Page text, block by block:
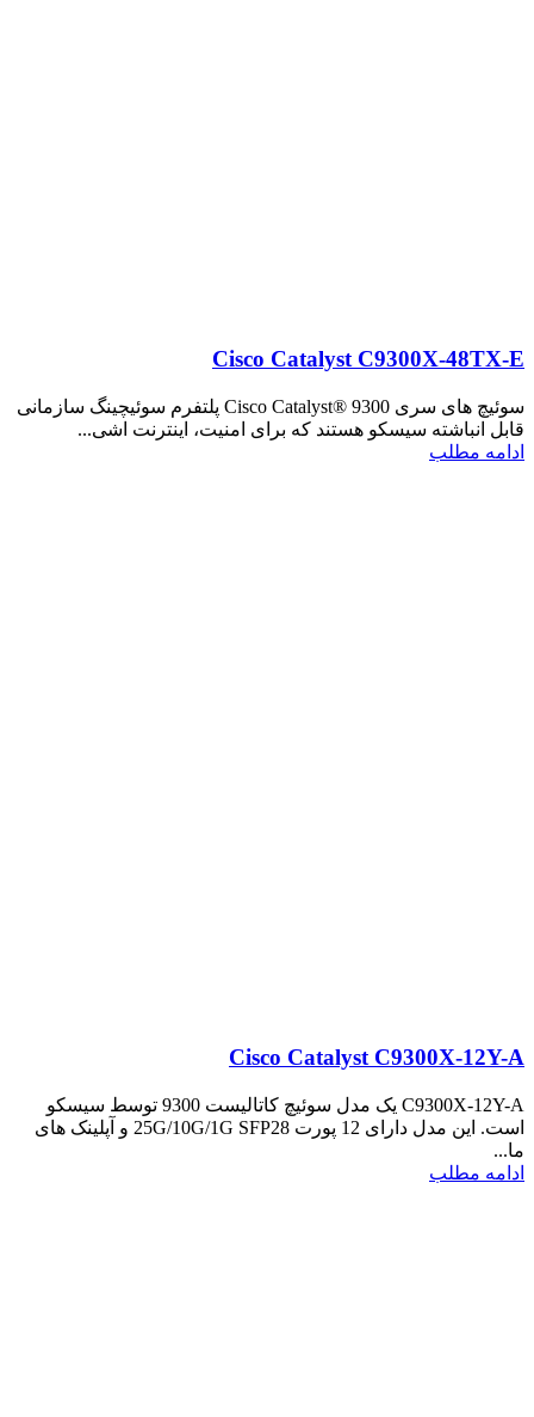
Cisco Catalyst C9300X-48TX-E
سوئیچ های سری Cisco Catalyst® 9300 پلتفرم سوئیچینگ سازمانی
قابل انباشته سیسکو هستند که برای امنیت، اینترنت اشی...
ادامه مطلب
Cisco Catalyst C9300X-12Y-A
C9300X-12Y-A یک مدل سوئیچ کاتالیست 9300 توسط سیسکو
است. این مدل دارای 12 پورت 25G/10G/1G SFP28 و آپلینک های
ما...
ادامه مطلب